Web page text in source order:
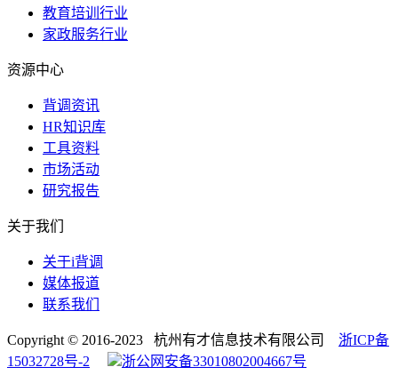
教育培训行业
家政服务行业
资源中心
背调资讯
HR知识库
工具资料
市场活动
研究报告
关于我们
关于i背调
媒体报道
联系我们
Copyright © 2016-2023 杭州有才信息技术有限公司 浙ICP备
15032728号-2
浙公网安备33010802004667号